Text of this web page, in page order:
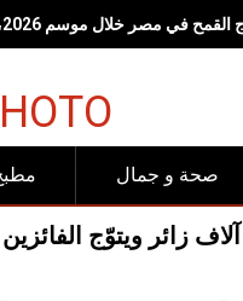
القمح في مصر خلال موسم 2026، يتجاوز 10 ملايين طن
صحة و جمال